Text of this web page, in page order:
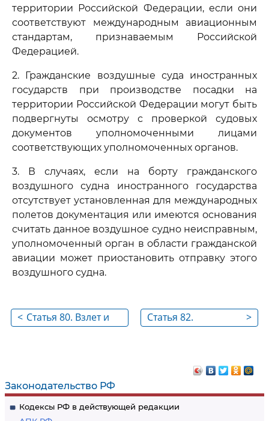
Законодательство РФ
Кодексы РФ в действующей редакции
территории Российской Федерации, если они
соответствуют международным авиационным
стандартам, признаваемым Российской
Федерацией.
2. Гражданские воздушные суда иностранных
государств при производстве посадки на
территории Российской Федерации могут быть
подвергнуты осмотру с проверкой судовых
документов уполномоченными лицами
соответствующих уполномоченных органов.
3. В случаях, если на борту гражданского
воздушного судна иностранного государства
отсутствует установленная для международных
полетов документация или имеются основания
считать данное воздушное судно неисправным,
уполномоченный орган в области гражданской
авиации может приостановить отправку этого
воздушного судна.
< Статья 80. Взлет и
воздушных судов
иностранных
государств при
>
Статья 82.
таможенных и иных
правил при
выполнении
международных